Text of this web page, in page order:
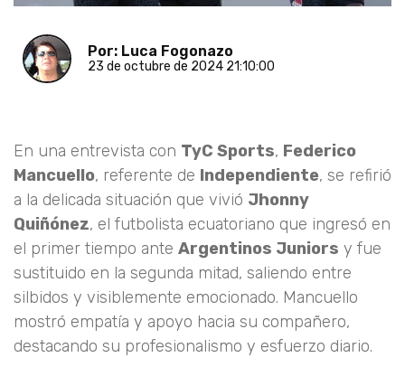
Por: Luca Fogonazo
23 de octubre de 2024 21:10:00
En una entrevista con TyC Sports, Federico
Mancuello, referente de Independiente, se refirió
a la delicada situación que vivió Jhonny
Quiñónez, el futbolista ecuatoriano que ingresó en
el primer tiempo ante Argentinos Juniors y fue
sustituido en la segunda mitad, saliendo entre
silbidos y visiblemente emocionado. Mancuello
mostró empatía y apoyo hacia su compañero,
destacando su profesionalismo y esfuerzo diario.